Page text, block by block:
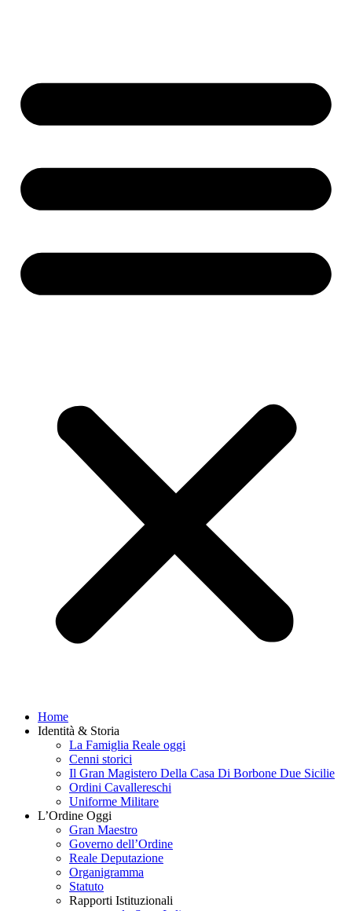
Home
Identità & Storia
La Famiglia Reale oggi
Cenni storici
Il Gran Magistero Della Casa Di Borbone Due Sicilie
Ordini Cavallereschi
Uniforme Militare
L’Ordine Oggi
Gran Maestro
Governo dell’Ordine
Reale Deputazione
Organigramma
Statuto
Rapporti Istituzionali